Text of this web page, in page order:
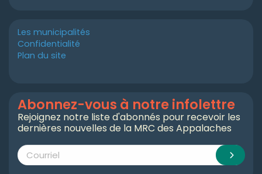
Les municipalités
Confidentialité
Plan du site
Abonnez-vous à notre infolettre
Rejoignez notre liste d'abonnés pour recevoir les
dernières nouvelles de la MRC des Appalaches